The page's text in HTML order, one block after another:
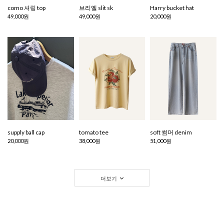
como 셔링 top
49,000원
브리엘 slit sk
49,000원
Harry bucket hat
20,000원
supply ball cap
20,000원
tomato tee
38,000원
soft 썸머 denim
51,000원
더보기